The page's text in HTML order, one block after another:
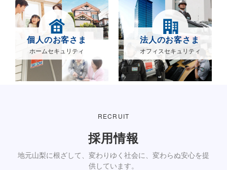
個人のお客さま
ホームセキュリティ
法人のお客さま
オフィスセキュリティ
RECRUIT
採用情報
地元山梨に根ざして、変わりゆく社会に、変わらぬ安心を提
供しています。